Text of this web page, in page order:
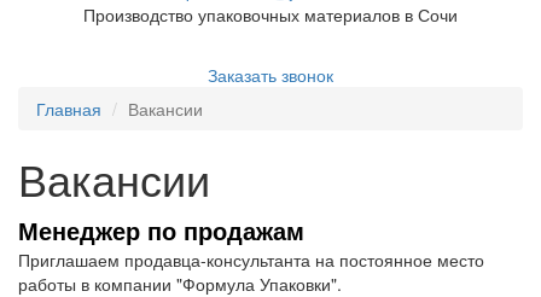
Производство упаковочных материалов в Сочи
Заказать звонок
Главная
Вакансии
Вакансии
Менеджер по продажам
Приглашаем продавца-консультанта на постоянное место
работы в компании "Формула Упаковки".